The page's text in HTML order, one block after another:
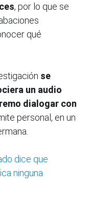
, por lo que se
qué
se
un audio
dialogar con
personal, en un
dice que
ninguna